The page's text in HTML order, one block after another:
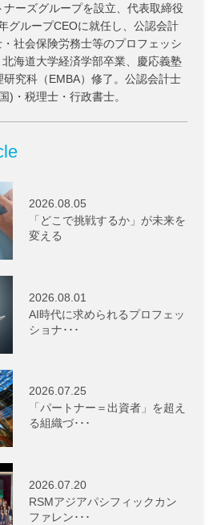
ーズグループを設立、代表取締役
グループCEOに就任し、公認会計
社会保険労務士等のプロフェッシ
海道大学経済学部卒業、慶応義塾
究科（EMBA）修了。公認会計士
)・税理士・行政書士。
2026.08.05
「どこで挑戦するか」が未来を
変える
2026.08.01
AI時代に求められるプロフェッ
ショナ･･･
2026.07.25
「パートナー＝出資者」を超え
る組織づ･･･
2026.07.20
RSMアジアパシフィックカン
ファレン･･･